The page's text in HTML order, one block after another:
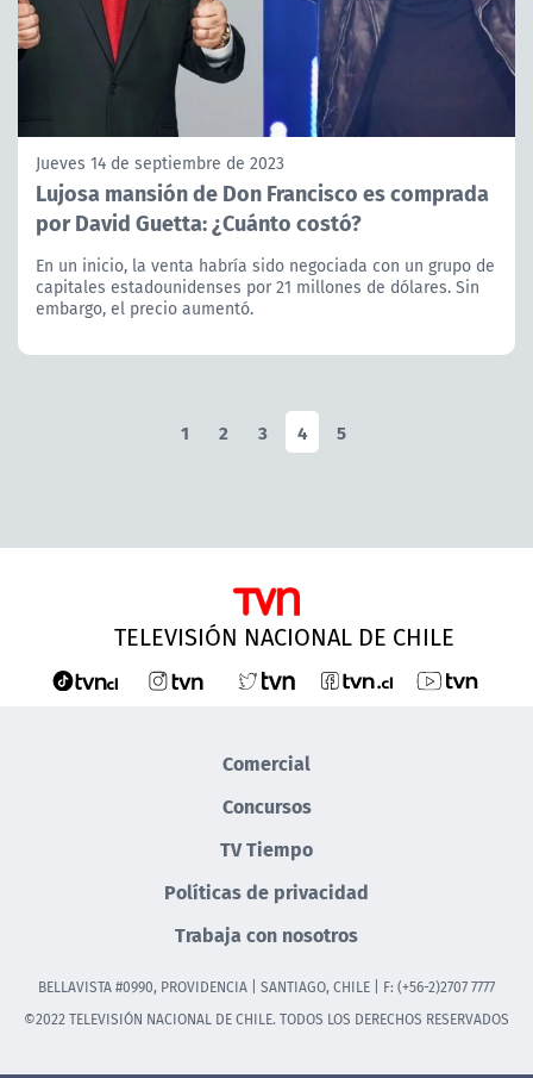
Jueves 14 de septiembre de 2023
Lujosa mansión de Don Francisco es comprada
por David Guetta: ¿Cuánto costó?
En un inicio, la venta habría sido negociada con un grupo de
capitales estadounidenses por 21 millones de dólares. Sin
embargo, el precio aumentó.
1 2 3 4 5
TELEVISIÓN NACIONAL DE CHILE
Comercial
Concursos
TV Tiempo
Políticas de privacidad
Trabaja con nosotros
BELLAVISTA #0990, PROVIDENCIA | SANTIAGO, CHILE | F: (+56-2)2707 7777
©2022 TELEVISIÓN NACIONAL DE CHILE. TODOS LOS DERECHOS RESERVADOS